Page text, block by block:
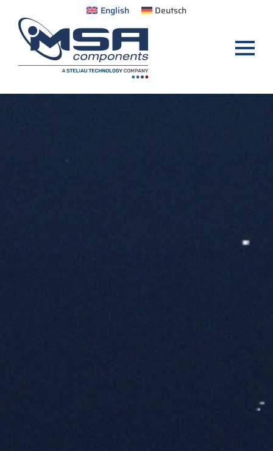
English Deutsch